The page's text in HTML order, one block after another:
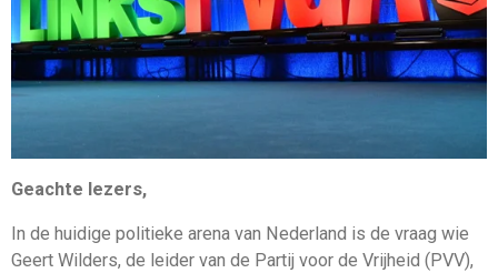
Geachte lezers,
In de huidige politieke arena van Nederland is de vraag wie
Geert Wilders, de leider van de Partij voor de Vrijheid (PVV),